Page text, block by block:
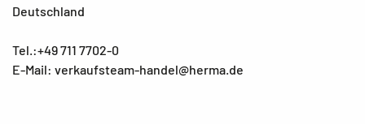
Deutschland
Tel.:+49 711 7702-0
E-Mail: verkaufsteam-handel@herma.de